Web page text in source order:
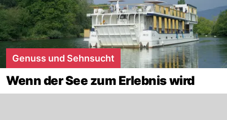
Genuss und Sehnsucht
Wenn der See zum Erlebnis wird